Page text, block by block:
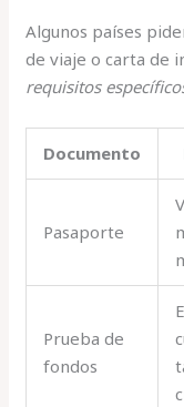
Algunos países
de viaje o carta de
requisitos
Documento
Pasaporte
Prueba de
fondos